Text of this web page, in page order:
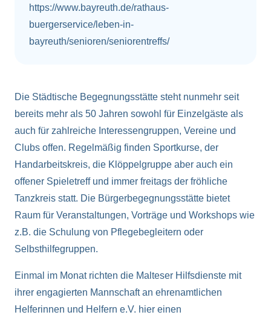
https://www.bayreuth.de/rathaus-
buergerservice/leben-in-
bayreuth/senioren/seniorentreffs/
Die Städtische Begegnungsstätte steht nunmehr seit
bereits mehr als 50 Jahren sowohl für Einzelgäste als
auch für zahlreiche Interessengruppen, Vereine und
Clubs offen. Regelmäßig finden Sportkurse, der
Handarbeitskreis, die Klöppelgruppe aber auch ein
offener Spieletreff und immer freitags der fröhliche
Tanzkreis statt. Die Bürgerbegegnungsstätte bietet
Raum für Veranstaltungen, Vorträge und Workshops wie
z.B. die Schulung von Pflegebegleitern oder
Selbsthilfegruppen.
Einmal im Monat richten die Malteser Hilfsdienste mit
ihrer engagierten Mannschaft an ehrenamtlichen
Helferinnen und Helfern e.V. hier einen